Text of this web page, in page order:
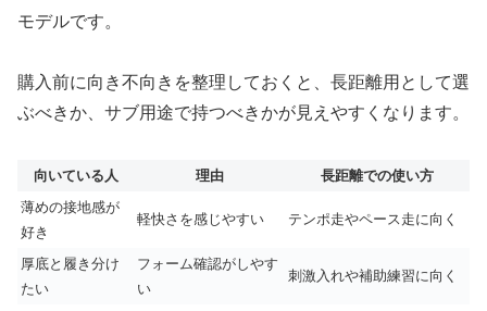
モデルです。
購入前に向き不向きを整理しておくと、長距離用として選
ぶべきか、サブ用途で持つべきかが見えやすくなります。
向いている人 理由
長距離での使い方
薄めの接地感が
好き
軽快さを感じやすい テンポ走やペース走に向く
厚底と履き分け
たい
フォーム確認がしやす
い
刺激入れや補助練習に向く